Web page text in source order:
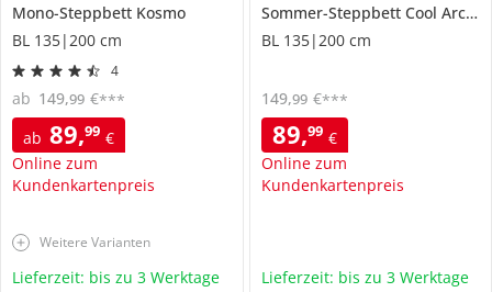
Mono-Steppbett Kosmo
BL 135|200 cm
4
ab 89,99 €
Online zum
Kundenkartenpreis
ab 149,99 €***
Weitere Varianten
Lieferzeit: bis zu 3 Werktage
Sommer-Steppbett Cool Arctic
BL 135|200 cm
89,99 €
Online zum
Kundenkartenpreis
149,99 €***
Lieferzeit: bis zu 3 Werktage